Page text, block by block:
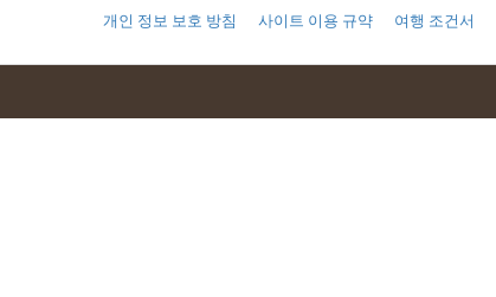
개인 정보 보호 방침 사이트 이용 규약 여행 조건서